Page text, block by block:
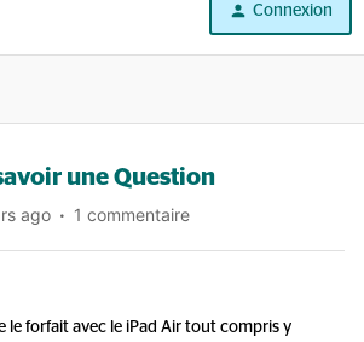
Connexion
une Question
ago 1 commentaire
le forfait avec le iPad Air tout compris y